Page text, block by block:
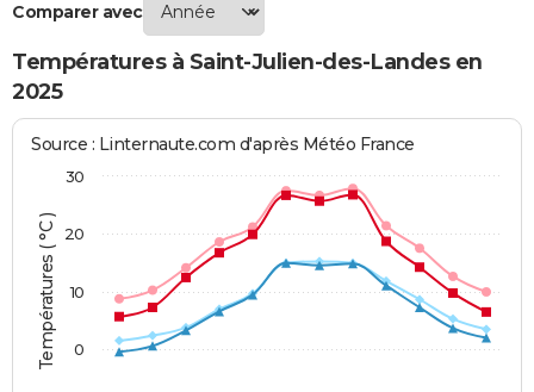
Comparer avec
Températures à Saint-Julien-des-Landes en
2025
Températures ( °C )
Source : Linternaute.com d'après Météo France
0
10
20
30